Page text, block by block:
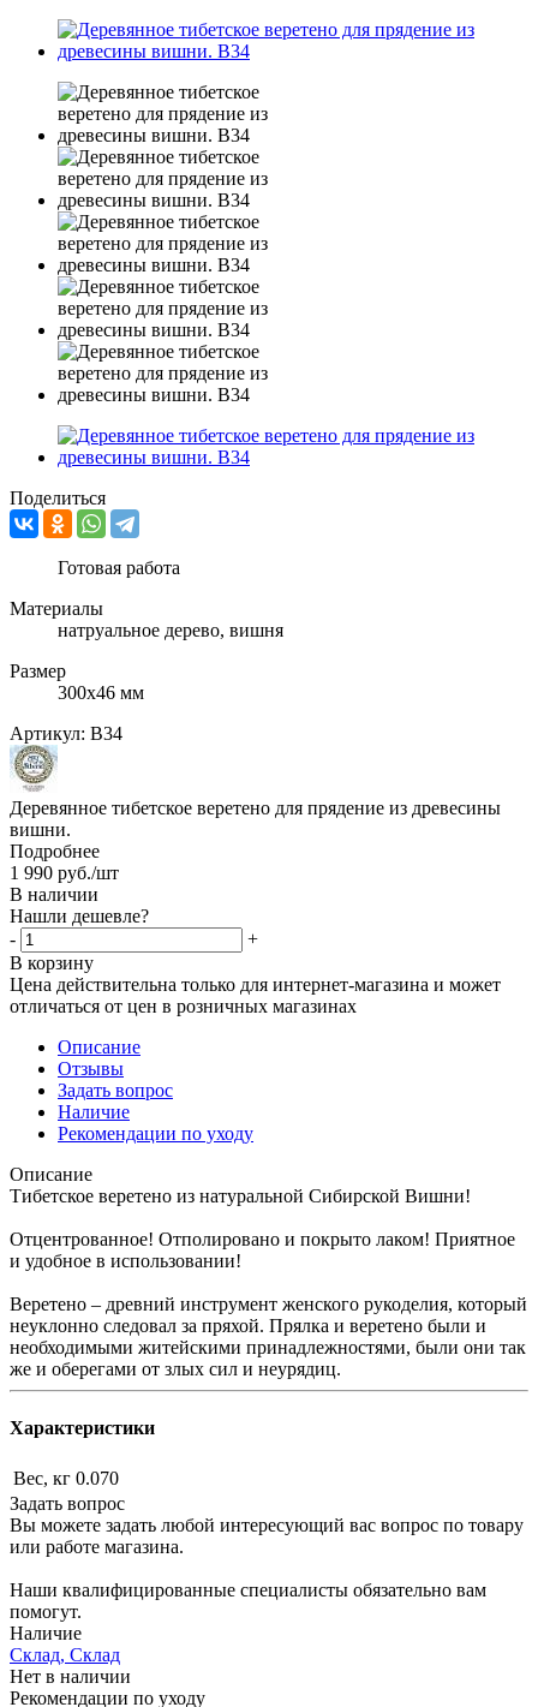
Поделиться
Готовая работа
Материалы
натруальное дерево, вишня
Размер
300х46 мм
Артикул: B34
Деревянное тибетское веретено для прядение из древесины
вишни.
Подробнее
1 990 руб./шт
В наличии
Нашли дешевле?
-
+
В корзину
Цена действительна только для интернет-магазина и может
отличаться от цен в розничных магазинах
Описание
Отзывы
Задать вопрос
Наличие
Рекомендации по уходу
Описание
Тибетское веретено из натуральной Сибирской Вишни!
Отцентрованное! Отполировано и покрыто лаком! Приятное
и удобное в использовании!
Веретено – древний инструмент женского рукоделия, который
неуклонно следовал за пряхой. Прялка и веретено были и
необходимыми житейскими принадлежностями, были они так
же и оберегами от злых сил и неурядиц.
Характеристики
Вес, кг 0.070
Задать вопрос
Вы можете задать любой интересующий вас вопрос по товару
или работе магазина.
Наши квалифицированные специалисты обязательно вам
помогут.
Наличие
Склад, Склад
Нет в наличии
Рекомендации по уходу